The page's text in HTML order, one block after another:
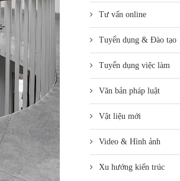
Tư vấn online
Tuyển dụng & Đào tạo
Tuyển dụng việc làm
Văn bản pháp luật
Vật liệu mới
Video & Hình ảnh
Xu hướng kiến trúc